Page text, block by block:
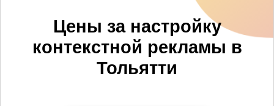
Цены за настройку
контекстной рекламы в
Тольятти